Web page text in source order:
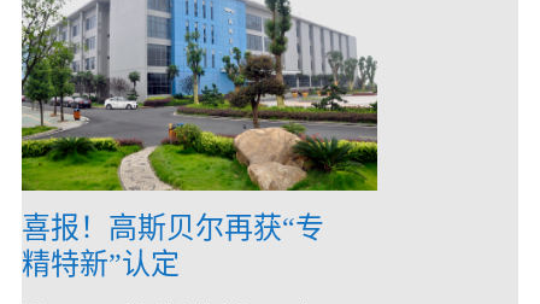
喜报！高斯贝尔再获“专
精特新”认定